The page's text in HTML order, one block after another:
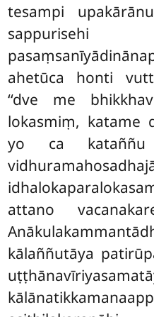
tesampi
sappurisehi
ahetūca honti
‘‘dve me
lokasmiṃ, katame
yo ca kataññu
attano
kālaññutāya